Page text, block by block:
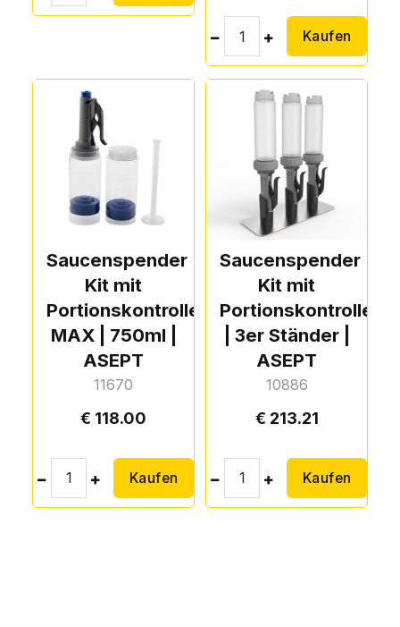
Kaufen
Saucenspender
Kit mit
Portionskontrolle
MAX | 750ml |
ASEPT
11670
118.00
Kaufen
Saucenspender
Kit mit
Portionskontrolle
| 3er Ständer |
ASEPT
10886
213.21
Kaufen